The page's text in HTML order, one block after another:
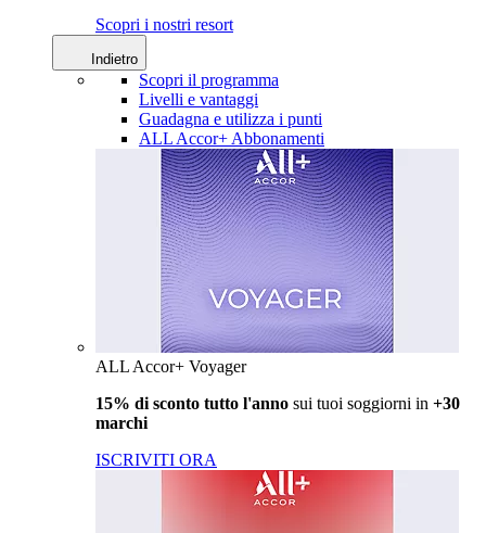
Scopri i nostri resort
Indietro
Scopri il programma
Livelli e vantaggi
Guadagna e utilizza i punti
ALL Accor+ Abbonamenti
ALL Accor+ Voyager
15% di sconto tutto l'anno sui tuoi soggiorni in +30
marchi
ISCRIVITI ORA